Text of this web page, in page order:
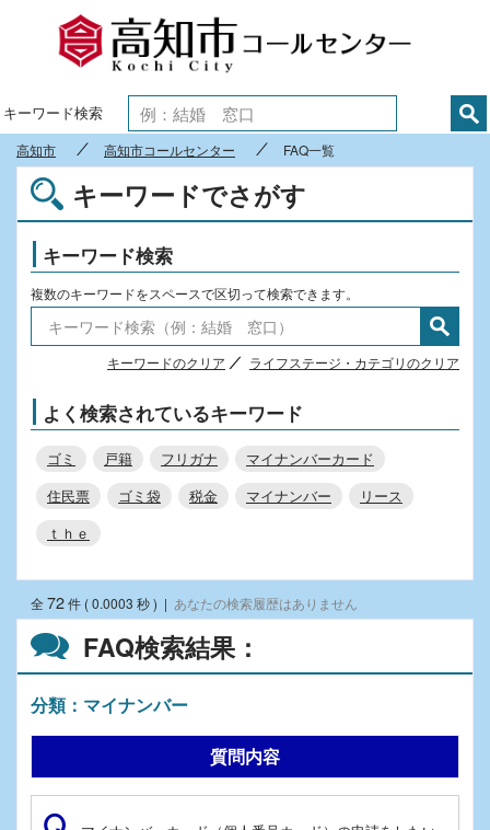
キーワード検索
高知市 高知市コールセンター FAQ一覧
キーワードでさがす
キーワード検索
複数のキーワードをスペースで区切って検索できます。
キーワードのクリア ライフステージ・カテゴリのクリア
よく検索されているキーワード
ゴミ 戸籍 フリガナ
マイナンバーカード
住民票
ゴミ袋 税金 マイナンバー
リース
ｔｈｅ
FAQ検索結果：
分類：マイナンバー
全72件 ( 0.0003 秒 ) | あなたの検索履歴はありません
質問内容